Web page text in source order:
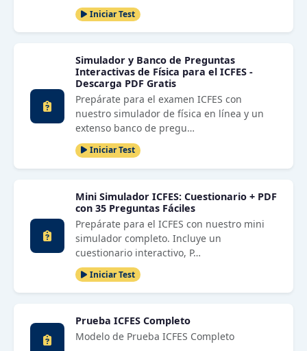
Iniciar Test
Simulador y Banco de Preguntas
Interactivas de Física para el ICFES -
Descarga PDF Gratis
Prepárate para el examen ICFES con
nuestro simulador de física en línea y un
extenso banco de pregu…
Iniciar Test
Mini Simulador ICFES: Cuestionario + PDF
con 35 Preguntas Fáciles
Prepárate para el ICFES con nuestro mini
simulador completo. Incluye un
cuestionario interactivo, P…
Iniciar Test
Prueba ICFES Completo
Modelo de Prueba ICFES Completo